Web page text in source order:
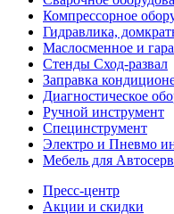
Компрессорное
Гидравлика,
Маслосменное и
Стенды Сход-развал
Заправка
Диагностическое
Ручной инструмент
Специнструмент
Электро и Пневмо
Мебель для
Пресс-центр
Акции и скидки